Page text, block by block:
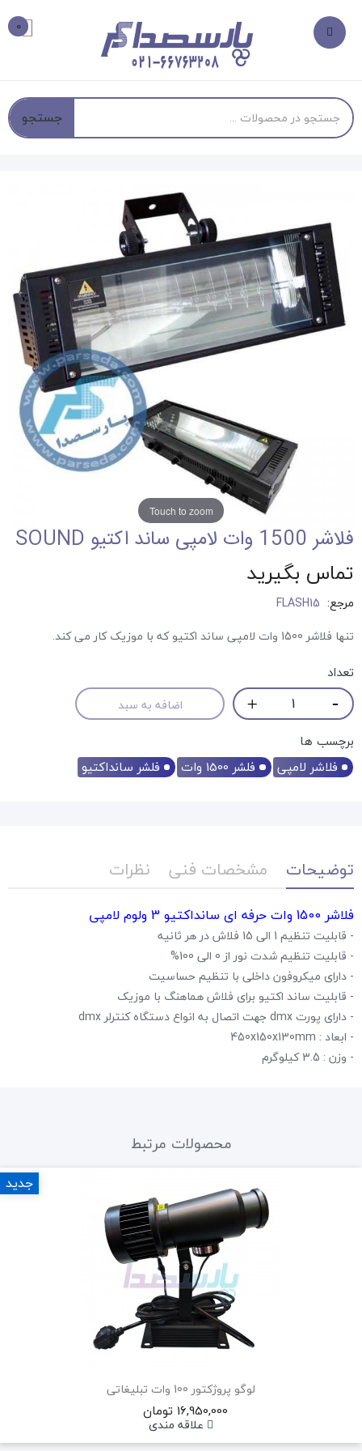
0
جستجو
Touch to zoom
فلاشر 1500 وات لامپی ساند اکتیو SOUND
تماس بگیرید
مرجع: FLASH15
تنها فلاشر 1500 وات لامپی ساند اکتیو که با موزیک کار می کند.
تعداد
اضافه به سبد
برچسب ها
فلاشر لامپی
فلشر 1500 وات فلشر سانداکتیو
توضیحات مشخصات فنی نظرات
فلاشر 1500 وات حرفه ای سانداکتیو 3 ولوم لامپی
- قابلیت تنظیم 1 الی 15 فلاش در هر ثانیه
- قابلیت تنظیم شدت نور از 0 الی 100%
- دارای میکروفون داخلی با تنظیم حساسیت
- قابلیت ساند اکتیو برای فلاش هماهنگ با موزیک
- دارای پورت dmx جهت اتصال به انواع دستگاه کنترلر dmx
- ابعاد : 450x150x130mm
- وزن : 3.5 کیلوگرم
محصولات مرتبط
لوگو پروژکتور 100 وات تبلیغاتی
16,950,000 تومان
علاقه مندی
جدید